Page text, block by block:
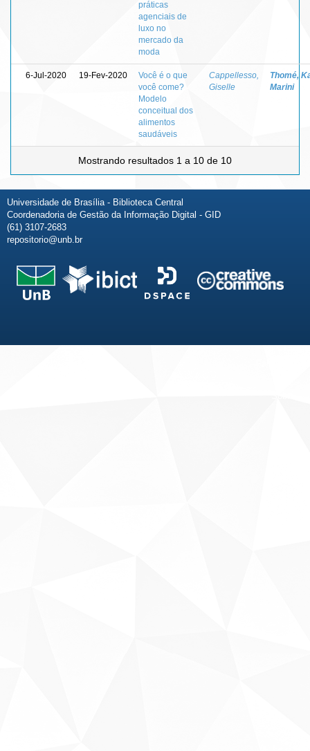
práticas
agenciais de
luxo no
mercado da
moda
6-Jul-2020 19-Fev-2020
Você é o que
você come?
Modelo
conceitual dos
alimentos
saudáveis
Cappellesso,
Giselle
Thomé,
Marini
Mostrando resultados 1 a 10 de 10
Universidade de Brasília - Biblioteca Central
Coordenadoria de Gestão da Informação Digital - GID
(61) 3107-2683
repositorio@unb.br